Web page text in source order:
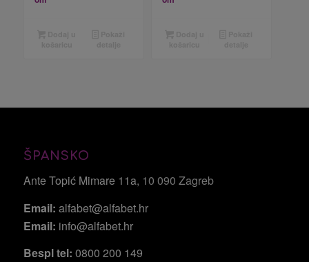
ŠPANSKO
Ante Topić Mimare 11a, 10 090 Zagreb
Email: alfabet@alfabet.hr
Email: info@alfabet.hr
Bespl tel: 0800 200 149